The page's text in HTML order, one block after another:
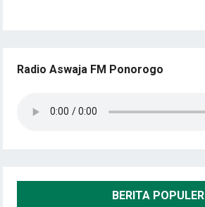
Radio Aswaja FM Ponorogo
BERITA POPULER